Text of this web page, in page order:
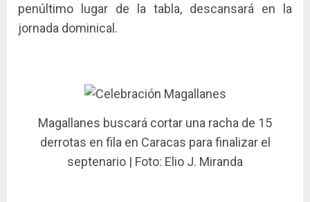
penúltimo lugar de la tabla, descansará en la
jornada dominical.
Magallanes buscará cortar una racha de 15
derrotas en fila en Caracas para finalizar el
septenario | Foto: Elio J. Miranda